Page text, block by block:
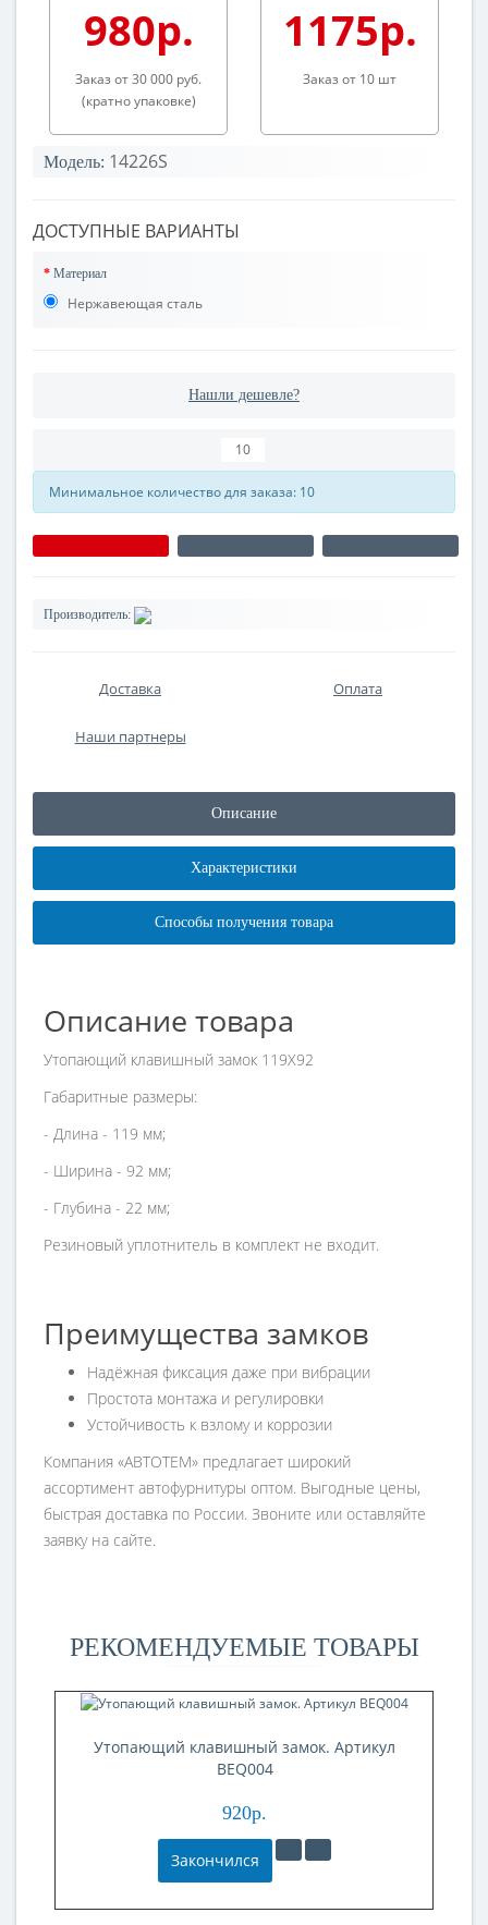
980р.
Заказ от 30 000 руб.
(кратно упаковке)
1175р.
Заказ от 10 шт
Модель: 14226S
ДОСТУПНЫЕ ВАРИАНТЫ
Материал
Нержавеющая сталь
Нашли дешевле?
Минимальное количество для заказа: 10
Производитель:
Доставка Оплата
Наши партнеры
Описание
Характеристики
Способы получения товара
Описание товара
Утопающий клавишный замок 119X92
Габаритные размеры:
- Длина - 119 мм;
- Ширина - 92 мм;
- Глубина - 22 мм;
Резиновый уплотнитель в комплект не входит.
Преимущества замков
Надёжная фиксация даже при вибрации
Простота монтажа и регулировки
Устойчивость к взлому и коррозии
Компания «АВТОТЕМ» предлагает широкий
ассортимент автофурнитуры оптом. Выгодные цены,
быстрая доставка по России. Звоните или оставляйте
заявку на сайте.
РЕКОМЕНДУЕМЫЕ ТОВАРЫ
Утопающий клавишный замок. Артикул
BEQ004
920р.
Закончился